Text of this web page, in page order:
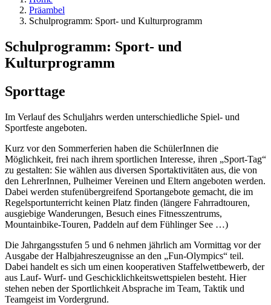
Präambel
Schulprogramm: Sport- und Kulturprogramm
Schulprogramm: Sport- und
Kulturprogramm
Sporttage
Im Verlauf des Schuljahrs werden unterschiedliche Spiel- und
Sportfeste angeboten.
Kurz vor den Sommerferien haben die SchülerInnen die
Möglichkeit, frei nach ihrem sportlichen Interesse, ihren „Sport-Tag“
zu gestalten: Sie wählen aus diversen Sportaktivitäten aus, die von
den LehrerInnen, Pulheimer Vereinen und Eltern angeboten werden.
Dabei werden stufenübergreifend Sportangebote gemacht, die im
Regelsportunterricht keinen Platz finden (längere Fahrrad­touren,
ausgiebige Wanderungen, Besuch eines Fitnesszentrums,
Mountainbike-Touren, Paddeln auf dem Fühlinger See …)
Die Jahrgangsstufen 5 und 6 nehmen jährlich am Vormittag vor der
Ausgabe der Halbjahreszeugnisse an den „Fun-Olympics“ teil.
Dabei handelt es sich um einen kooperativen Staffelwettbewerb, der
aus Lauf- Wurf- und Geschicklichkeitswettspielen besteht. Hier
stehen neben der Sportlichkeit Absprache im Team, Taktik und
Teamgeist im Vordergrund.